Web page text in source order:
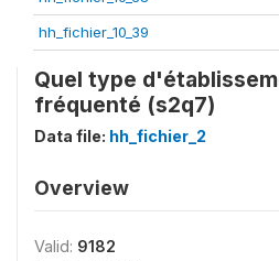
hh_fichier_10_39
Quel type
fréquenté (s2q7)
Data file: hh_fichier_2
Overview
Valid: 9182